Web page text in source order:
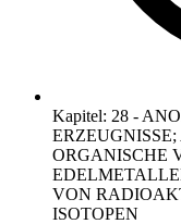
Kapitel: 28 -
ORGANISCHE
VON
ISOTOPEN